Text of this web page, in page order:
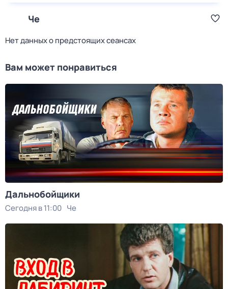
Че
Нет данных о предстоящих сеансах
Вам может понравиться
Дальнобойщики
Сегодня в 11:00 Че